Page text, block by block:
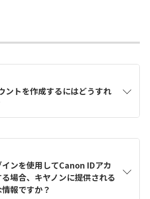
ントを作成するにはどうすれ
成方法は【カメラ】Canon IDとは
IDの作成方法は？をご確認く
ンを使用してCanon IDアカ
場合、キヤノンに提供される
報ですか？